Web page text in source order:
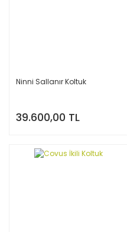
Ninni Sallanır Koltuk
39.600,00 TL